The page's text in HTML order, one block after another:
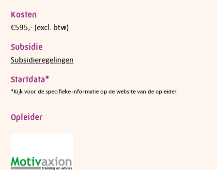
Kosten
€595,- (excl. btw)
Subsidie
Subsidieregelingen
Startdata*
*Kijk voor de specifieke informatie op de website van de opleider
Opleider